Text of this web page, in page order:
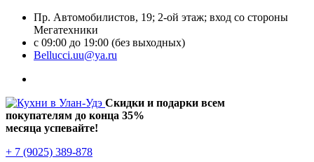
Пр. Автомобилистов, 19; 2-ой этаж; вход со стороны
Мегатехники
с 09:00 до 19:00 (без выходных)
Bellucci.uu@ya.ru
Скидки и подарки всем
покупателям до конца 35%
месяца успевайте!
+ 7 (9025) 389-878